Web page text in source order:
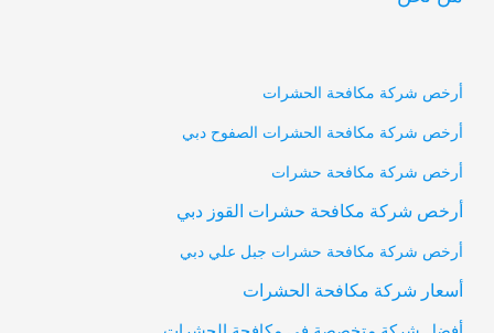
أرخص شركة مكافحة الحشرات
أرخص شركة مكافحة الحشرات الصفوح دبي
أرخص شركة مكافحة حشرات
أرخص شركة مكافحة حشرات القوز دبي
أرخص شركة مكافحة حشرات جبل علي دبي
أسعار شركة مكافحة الحشرات